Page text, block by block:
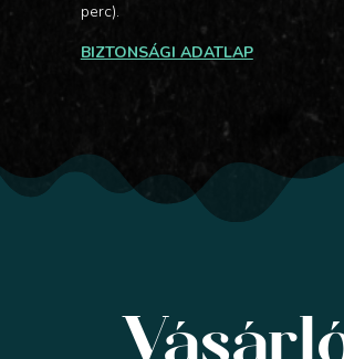
perc).
BIZTONSÁGI ADATLAP